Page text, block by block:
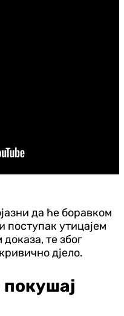
да ће боравком
поступак утицајем
те због
дјело.